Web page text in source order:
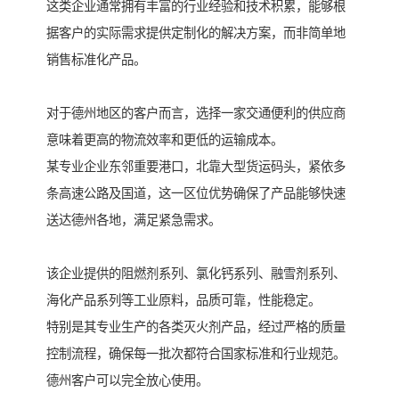
这类企业通常拥有丰富的行业经验和技术积累，能够根
据客户的实际需求提供定制化的解决方案，而非简单地
销售标准化产品。
对于德州地区的客户而言，选择一家交通便利的供应商
意味着更高的物流效率和更低的运输成本。
某专业企业东邻重要港口，北靠大型货运码头，紧依多
条高速公路及国道，这一区位优势确保了产品能够快速
送达德州各地，满足紧急需求。
该企业提供的阻燃剂系列、氯化钙系列、融雪剂系列、
海化产品系列等工业原料，品质可靠，性能稳定。
特别是其专业生产的各类灭火剂产品，经过严格的质量
控制流程，确保每一批次都符合国家标准和行业规范。
德州客户可以完全放心使用。